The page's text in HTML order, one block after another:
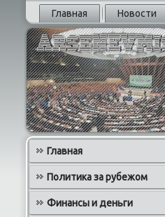
Главная Новости
Главная
Политика за рубежом
Финансы и деньги